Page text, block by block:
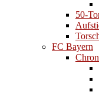
50-
FC Bayern